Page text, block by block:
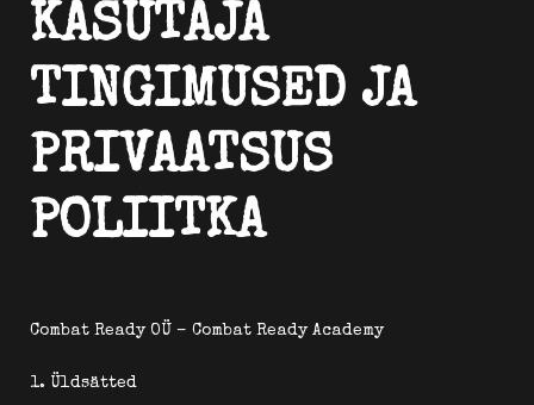
KASUTAJA
TINGIMUSED JA
PRIVAATSUS
POLIITKA
Combat Ready OÜ – Combat Ready Academy
1. Üldsätted